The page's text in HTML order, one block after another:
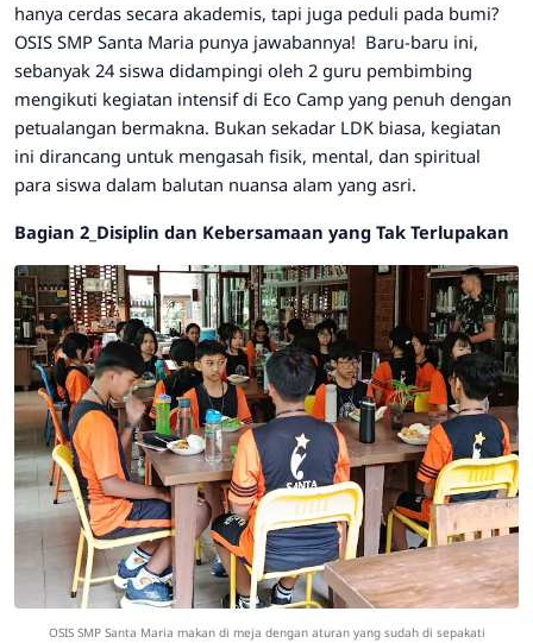
hanya cerdas secara akademis, tapi juga peduli pada bumi?
OSIS SMP Santa Maria punya jawabannya! Baru-baru ini,
sebanyak 24 siswa didampingi oleh 2 guru pembimbing
mengikuti kegiatan intensif di Eco Camp yang penuh dengan
petualangan bermakna. Bukan sekadar LDK biasa, kegiatan
ini dirancang untuk mengasah fisik, mental, dan spiritual
para siswa dalam balutan nuansa alam yang asri.
Bagian 2_ Disiplin dan Kebersamaan yang Tak Terlupakan
OSIS SMP Santa Maria makan di meja dengan aturan yang sudah di sepakati